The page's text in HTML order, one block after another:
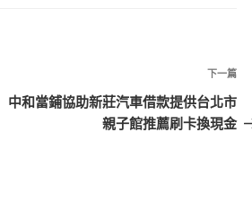
下
一
篇
下一篇
中和當鋪協助新莊汽車借款提供台北市
親子館推薦刷卡換現金